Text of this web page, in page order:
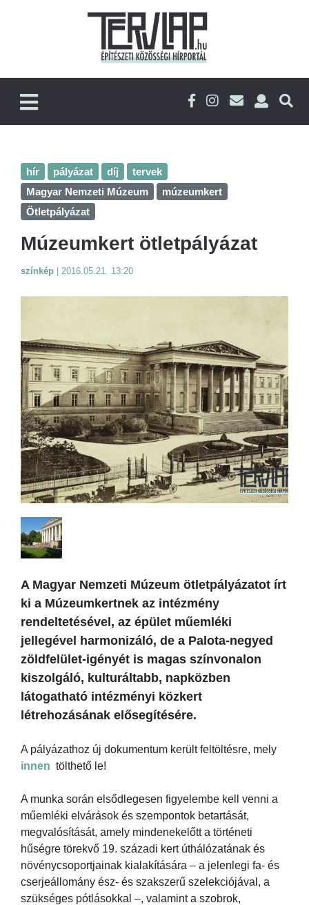
hír pályázat díj
tervek
Magyar Nemzeti Múzeum
múzeumkert
Ötletpályázat
Múzeumkert ötletpályázat
színkép 2016.05.21. 13:20
A Magyar Nemzeti Múzeum ötletpályázatot írt
ki a Múzeumkertnek az intézmény
rendeltetésével, az épület műemléki
jellegével harmonizáló, de a Palota-negyed
zöldfelület-igényét is magas színvonalon
kiszolgáló, kulturáltabb, napközben
látogatható intézményi közkert
létrehozásának elősegítésére.
A pályázathoz új dokumentum került feltöltésre, mely
innen tölthető le!
A munka során elsődlegesen figyelembe kell venni a
műemléki elvárások és szempontok betartását,
megvalósítását, amely mindenekelőtt a történeti
hűségre törekvő 19. századi kert úthálózatának és
növénycsoportjainak kialakítására – a jelenlegi fa- és
cserjeállomány ész- és szakszerű szelekciójával, a
szükséges pótlásokkal –, valamint a szobrok,